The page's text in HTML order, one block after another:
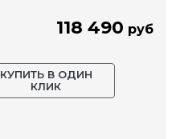
118 490 руб
КУПИТЬ В ОДИН
КЛИК